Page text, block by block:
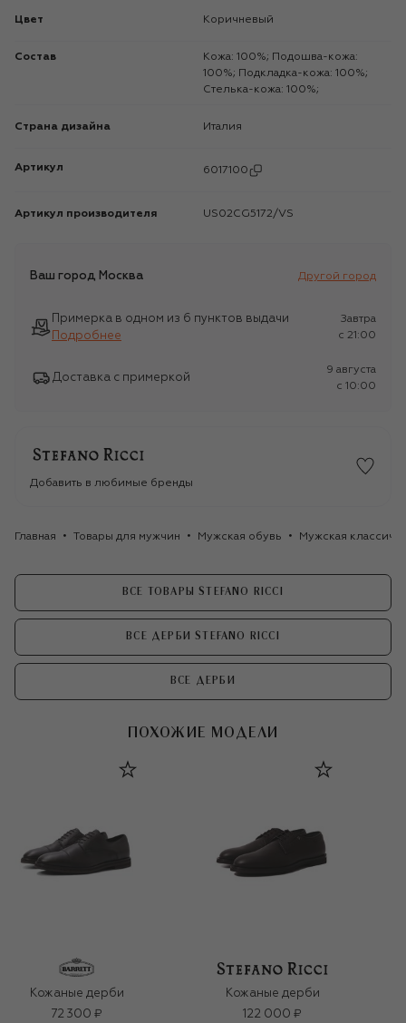
Цвет Коричневый
Состав
Кожа: 100%; Подошва-кожа:
100%; Подкладка-кожа: 100%;
Стелька-кожа: 100%;
Страна дизайна Италия
Артикул 6017100
Артикул производителя US02CG5172/VS
Ваш город Москва Другой город
Примерка в одном из 6 пунктов выдачи
Подробнее
Завтра
c 21:00
Доставка с примеркой
9 августа
c 10:00
Добавить в любимые бренды
Главная Товары для мужчин Мужская обувь Мужская
ВСЕ ТОВАРЫ STEFANO RICCI
ВСЕ ДЕРБИ STEFANO RICCI
ВСЕ ДЕРБИ
ПОХОЖИЕ МОДЕЛИ
Кожаные дерби
72 300 ₽
Кожаные дерби
122 000 ₽